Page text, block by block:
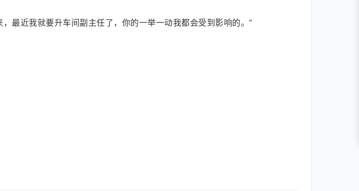
最近我就要升车间副主任了，你的一举一动我都会受到影响的。”